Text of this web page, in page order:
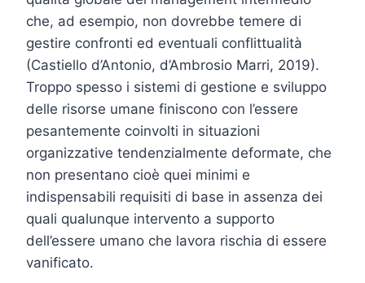
che, ad esempio, non dovrebbe temere di
gestire confronti ed eventuali conflittualità
(Castiello d’Antonio, d’Ambrosio Marri, 2019).
Troppo spesso i sistemi di gestione e sviluppo
delle risorse umane finiscono con l’essere
pesantemente coinvolti in situazioni
organizzative tendenzialmente deformate, che
non presentano cioè quei minimi e
indispensabili requisiti di base in assenza dei
quali qualunque intervento a supporto
dell’essere umano che lavora rischia di essere
vanificato.